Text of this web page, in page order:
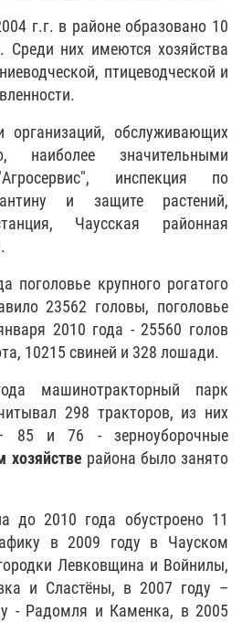
г.г. в районе образовано 10
. Среди них имеются хозяйства
птицеводческой и
организаций, обслуживающих
наиболее значительными
инспекция по
и защите растений,
Чаусская районная
поголовье крупного рогатого
23562 головы, поголовье
2010 года - 25560 голов
10215 свиней и 328 лошади.
машинотракторный парк
298 тракторов, из них
85 и 76 - зерноуборочные
хозяйстве района было занято
до 2010 года обустроено 11
в 2009 году в Чауском
Левковщина и Войнилы,
и Сластёны, в 2007 году –
- Радомля и Каменка, в 2005